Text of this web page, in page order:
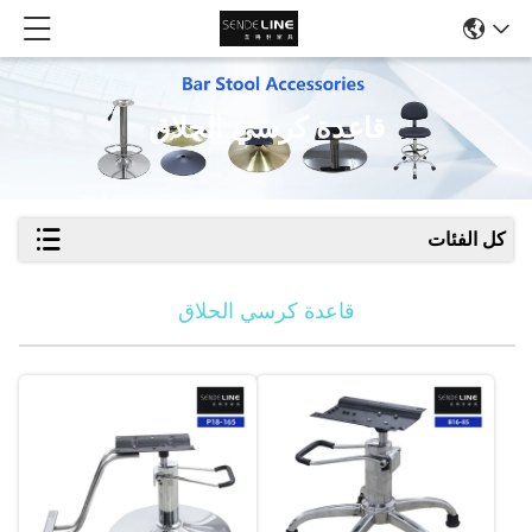
قاعدة كرسي الحلاق
كل الفئات
قاعدة كرسي الحلاق